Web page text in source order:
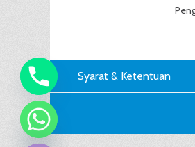
Footer
Menu
Syarat & Ketentuan
Hide
chaty